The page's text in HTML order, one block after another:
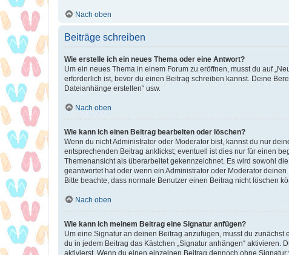
Nach oben
Beiträge schreiben
Wie erstelle ich ein neues Thema oder eine Antwort?
Um ein neues Thema in einem Forum zu eröffnen, musst du auf
erforderlich ist, bevor du einen Beitrag schreiben kannst. Deine
Dateianhänge erstellen“ usw.
Nach oben
Wie kann ich einen Beitrag bearbeiten oder löschen?
Wenn du nicht Administrator oder Moderator bist, kannst du nur
entsprechenden Beitrag anklickst; eventuell ist dies nur für einen
Themenansicht als überarbeitet gekennzeichnet. Es wird sowohl
geantwortet hat oder wenn ein Administrator oder Moderator
Bitte beachte, dass normale Benutzer einen Beitrag nicht löschen
Nach oben
Wie kann ich meinem Beitrag eine Signatur anfügen?
Um eine Signatur an deinen Beitrag anzufügen, musst du
du in jedem Beitrag das Kästchen „Signatur anhängen“
aktivierst. Wenn du einen einzelnen Beitrag dennoch ohne